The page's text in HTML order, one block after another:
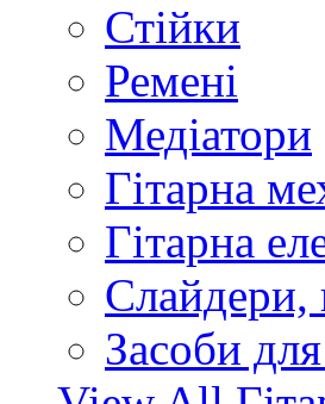
Стійки
Ремені
Медіатори
Гітарна
Гітарна
Слайдери,
Засоби